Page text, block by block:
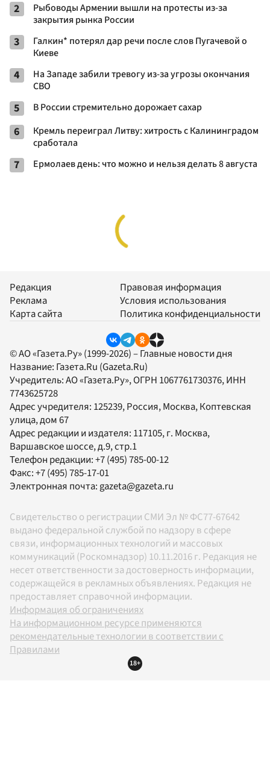
2
Рыбоводы Армении вышли на протесты из-за
закрытия рынка России
3
Галкин* потерял дар речи после слов Пугачевой о
Киеве
4
На Западе забили тревогу из-за угрозы окончания
СВО
5 В России стремительно дорожает сахар
6
Кремль переиграл Литву: хитрость с Калининградом
сработала
7 Ермолаев день: что можно и нельзя делать 8 августа
Редакция
Реклама
Карта сайта
Правовая информация
Условия использования
Политика конфиденциальности
© АО «Газета.Ру» (1999-2026) – Главные новости дня
Название: Газета.Ru (Gazeta.Ru)
Учредитель:АО «Газета.Ру», ОГРН 1067761730376, ИНН
7743625728
Адрес учредителя: 125239, Россия, Москва, Коптевская
улица, дом 67
Адрес редакции и издателя: 117105, г. Москва,
Варшавское шоссе, д.9, стр.1
Телефон редакции:+7 (495) 785-00-12
Факс:+7 (495) 785-17-01
Электронная почта:gazeta@gazeta.ru
Свидетельство о регистрации СМИ Эл № ФС77-67642
выдано федеральной службой по надзору в сфере
связи, информационных технологий и массовых
коммуникаций (Роскомнадзор) 10.11.2016 г. Редакция не
несет ответственности за достоверность информации,
содержащейся в рекламных объявлениях. Редакция не
предоставляет справочной информации.
Информация об ограничениях
На информационном ресурсе применяются
рекомендательные технологии в соответствии с
Правилами
18+